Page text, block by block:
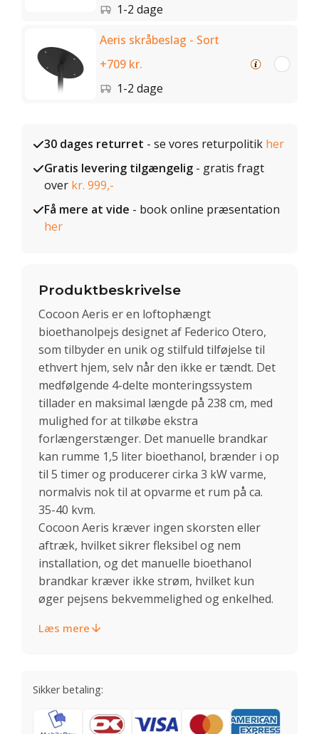
1-2 dage
Aeris skråbeslag - Sort
+709 kr.
1-2 dage
30 dages returret - se vores returpolitik her
Gratis levering tilgængelig - gratis fragt
over kr. 999,-
Få mere at vide - book online præsentation
her
Produktbeskrivelse
Cocoon Aeris er en loftophængt
bioethanolpejs designet af Federico Otero,
som tilbyder en unik og stilfuld tilføjelse til
ethvert hjem, selv når den ikke er tændt. Det
medfølgende 4-delte monteringssystem
tillader en maksimal længde på 238 cm, med
mulighed for at tilkøbe ekstra
forlængerstænger. Det manuelle brandkar
kan rumme 1,5 liter bioethanol, brænder i op
til 5 timer og producerer cirka 3 kW varme,
normalvis nok til at opvarme et rum på ca.
35-40 kvm.
Cocoon Aeris kræver ingen skorsten eller
aftræk, hvilket sikrer fleksibel og nem
installation, og det manuelle bioethanol
brandkar kræver ikke strøm, hvilket kun
øger pejsens bekvemmelighed og enkelhed.
Læs mere
Sikker betaling: